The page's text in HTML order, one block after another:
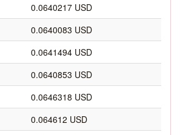
0.0640217 USD
0.0640083 USD
0.0641494 USD
0.0640853 USD
0.0646318 USD
0.064612 USD